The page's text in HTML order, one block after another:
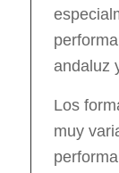
andaluz
Los
muy